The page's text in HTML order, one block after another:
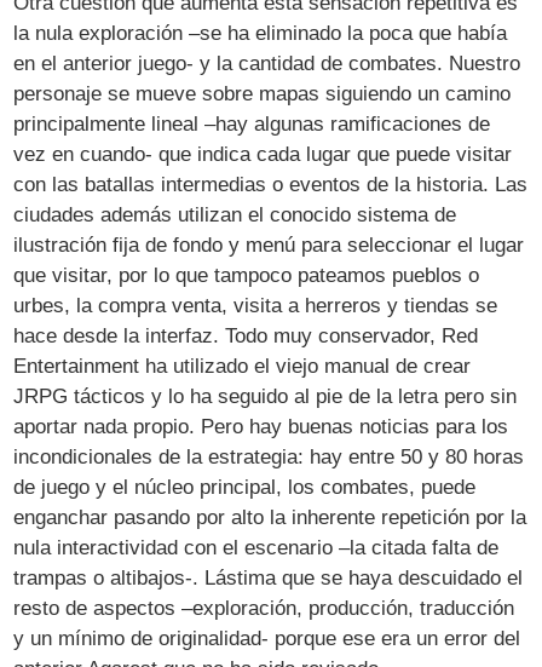
la nula exploración –se ha eliminado la poca que había
en el anterior juego- y la cantidad de combates. Nuestro
personaje se mueve sobre mapas siguiendo un camino
principalmente lineal –hay algunas ramificaciones de
vez en cuando- que indica cada lugar que puede visitar
con las batallas intermedias o eventos de la historia. Las
ciudades además utilizan el conocido sistema de
ilustración fija de fondo y menú para seleccionar el lugar
que visitar, por lo que tampoco pateamos pueblos o
urbes, la compra venta, visita a herreros y tiendas se
hace desde la interfaz. Todo muy conservador, Red
Entertainment ha utilizado el viejo manual de crear
JRPG tácticos y lo ha seguido al pie de la letra pero sin
aportar nada propio. Pero hay buenas noticias para los
incondicionales de la estrategia: hay entre 50 y 80 horas
de juego y el núcleo principal, los combates, puede
enganchar pasando por alto la inherente repetición por la
nula interactividad con el escenario –la citada falta de
trampas o altibajos-. Lástima que se haya descuidado el
resto de aspectos –exploración, producción, traducción
y un mínimo de originalidad- porque ese era un error del